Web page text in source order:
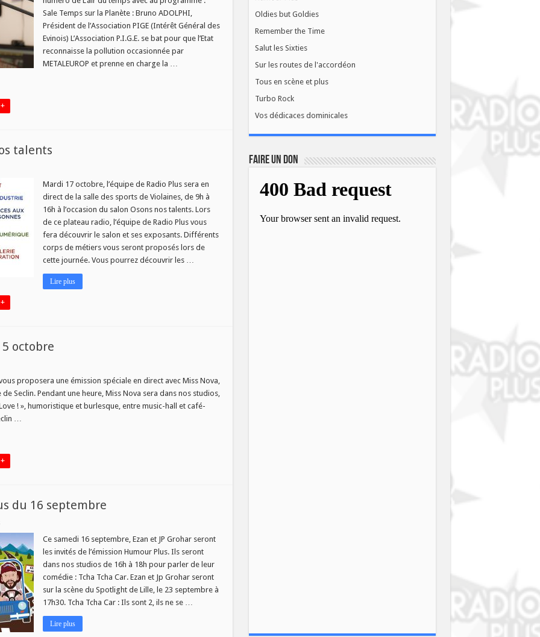
Sale Temps sur la Planète : Bruno ADOLPHI,
Président de l’Association PIGE (Intérêt Général des
Evinois) L’Association P.I.G.E. se bat pour que l’Etat
reconnaisse la pollution occasionnée par
METALEUROP et prenne en charge la …
talents
Mardi 17 octobre, l’équipe de Radio Plus sera en
direct de la salle des sports de Violaines, de 9h à
16h à l’occasion du salon Osons nos talents. Lors
de ce plateau radio, l’équipe de Radio Plus vous
fera découvrir le salon et ses exposants. Différents
corps de métiers vous seront proposés lors de
cette journée. Vous pourrez découvrir les …
Lire plus
octobre
proposera une émission spéciale en direct avec Miss Nova,
Seclin. Pendant une heure, Miss Nova sera dans nos studios,
! », humoristique et burlesque, entre music-hall et café-
…
du 16 septembre
sur
Tcha
Car
–
Humour
Plus
du
16
septembre
Ce samedi 16 septembre, Ezan et JP Grohar seront
les invités de l’émission Humour Plus. Ils seront
dans nos studios de 16h à 18h pour parler de leur
comédie : Tcha Tcha Car. Ezan et Jp Grohar seront
sur la scène du Spotlight de Lille, le 23 septembre à
17h30. Tcha Tcha Car : Ils sont 2, ils ne se …
Lire plus
Oldies but Goldies
Remember the Time
Salut les Sixties
Sur les routes de l'accordéon
Tous en scène et plus
Turbo Rock
Vos dédicaces dominicales
FAIRE UN DON